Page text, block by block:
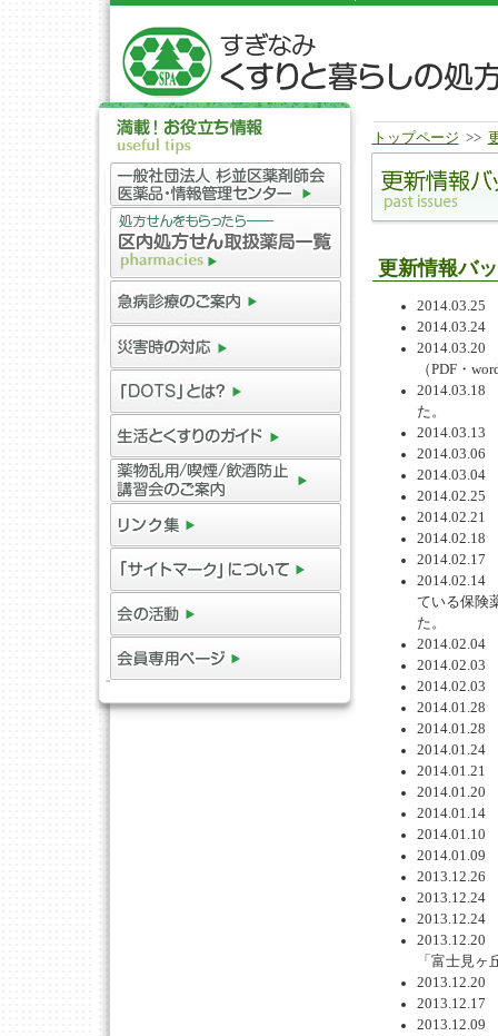
トップページ >>
更新情報バ
2014.03.25
2014.03.24
2014.03.20
（PDF・
2014.03.18
た。
2014.03.13
2014.03.06
2014.03.04
2014.02.25
2014.02.21
2014.02.18
2014.02.17
2014.02.14
ている保険
た。
2014.02.04
2014.02.03
2014.02.03
2014.01.28
2014.01.28
2014.01.24
2014.01.21
2014.01.20
2014.01.14
2014.01.10
2014.01.09
2013.12.26
2013.12.24
2013.12.24
2013.12.20
「富士見ヶ
2013.12.20
2013.12.17
2013.12.09